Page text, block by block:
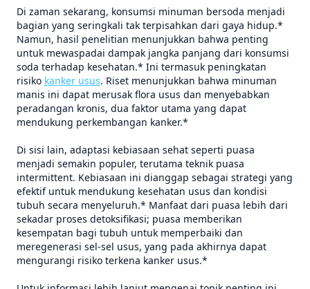
Di zaman sekarang, konsumsi minuman bersoda menjadi
bagian yang seringkali tak terpisahkan dari gaya hidup.*
Namun, hasil penelitian menunjukkan bahwa penting
untuk mewaspadai dampak jangka panjang dari konsumsi
soda terhadap kesehatan.* Ini termasuk peningkatan
risiko kanker usus. Riset menunjukkan bahwa minuman
manis ini dapat merusak flora usus dan menyebabkan
peradangan kronis, dua faktor utama yang dapat
mendukung perkembangan kanker.*
Di sisi lain, adaptasi kebiasaan sehat seperti puasa
menjadi semakin populer, terutama teknik puasa
intermittent. Kebiasaan ini dianggap sebagai strategi yang
efektif untuk mendukung kesehatan usus dan kondisi
tubuh secara menyeluruh.* Manfaat dari puasa lebih dari
sekadar proses detoksifikasi; puasa memberikan
kesempatan bagi tubuh untuk memperbaiki dan
meregenerasi sel-sel usus, yang pada akhirnya dapat
mengurangi risiko terkena kanker usus.*